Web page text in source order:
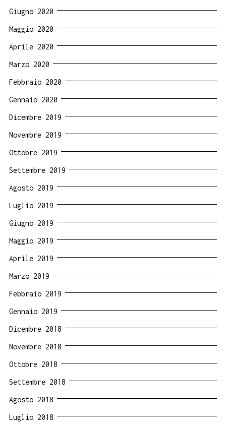
Giugno 2020
Maggio 2020
Aprile 2020
Marzo 2020
Febbraio 2020
Gennaio 2020
Dicembre 2019
Novembre 2019
Ottobre 2019
Settembre 2019
Agosto 2019
Luglio 2019
Giugno 2019
Maggio 2019
Aprile 2019
Marzo 2019
Febbraio 2019
Gennaio 2019
Dicembre 2018
Novembre 2018
Ottobre 2018
Settembre 2018
Agosto 2018
Luglio 2018